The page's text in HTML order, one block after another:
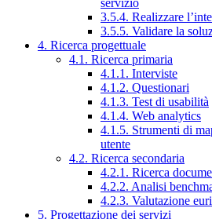
servizio
3.5.4. Realizzare
3.5.5. Validare la
4. Ricerca progettuale
4.1. Ricerca primaria
4.1.1. Interviste
4.1.2. Questionari
4.1.3. Test di usabilità
4.1.4. Web analytics
4.1.5. Strumenti di
utente
4.2. Ricerca secondaria
4.2.1. Ricerca
4.2.2. Analisi
4.2.3. Valutazione
5. Progettazione dei servizi